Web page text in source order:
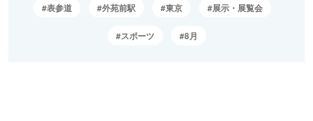
表参道 外苑前駅 東京 展示・展覧会
スポーツ 8月